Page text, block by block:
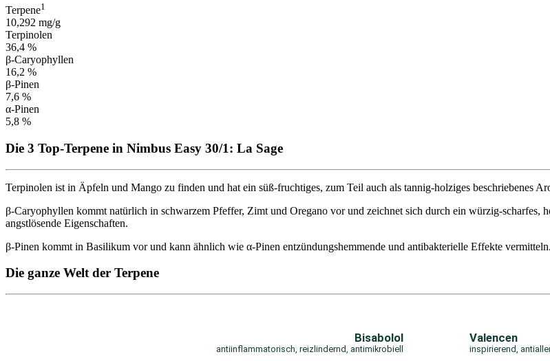
Terpene1
10,292 mg/g
Terpinolen
36,4 %
β-Caryophyllen
16,2 %
β-Pinen
7,6 %
α-Pinen
5,8 %
Die 3 Top-Terpene in Nimbus Easy 30/1: La Sage
Terpinolen ist in Äpfeln und Mango zu finden und hat ein süß-fruchtiges, zum Teil auch als tannig-holziges beschriebenes
β-Caryophyllen kommt natürlich in schwarzem Pfeffer, Zimt und Oregano vor und zeichnet sich durch ein würzig-scharfes,
angstlösende Eigenschaften.
β-Pinen kommt in Basilikum vor und kann ähnlich wie α-Pinen entzündungshemmende und antibakterielle Effekte
Die ganze Welt der Terpene